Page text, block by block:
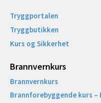
Tryggportalen
Tryggbutikken
Kurs og Sikkerhet
Brannvernkurs
Brannvernkurs
Brannforebyggende kurs –